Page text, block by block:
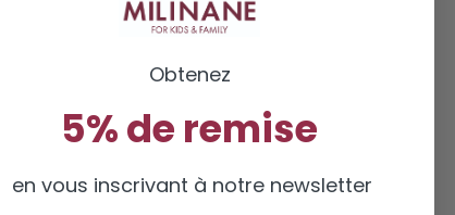
Obtenez
5% de remise
en vous inscrivant à notre newsletter